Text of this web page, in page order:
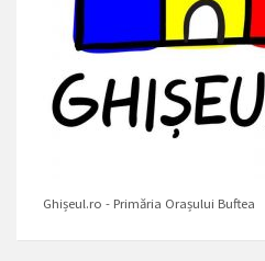
Ghișeul.ro - Primăria Orașului Buftea